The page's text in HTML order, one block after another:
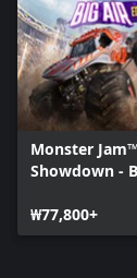
Monster Jam™
Showdown -
₩77,800+